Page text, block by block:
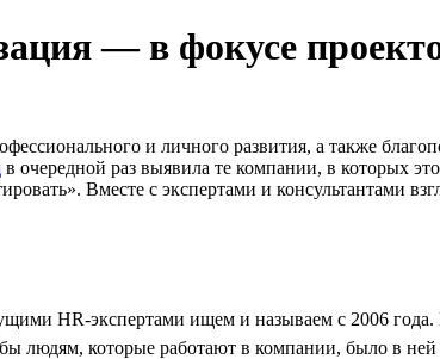
— в фокусе
и личного развития, а также
в очередной раз выявила те компании, в которых
Вместе с экспертами и консультантами
HR-экспертами ищем и называем с 2006
людям, которые работают в компании, было в